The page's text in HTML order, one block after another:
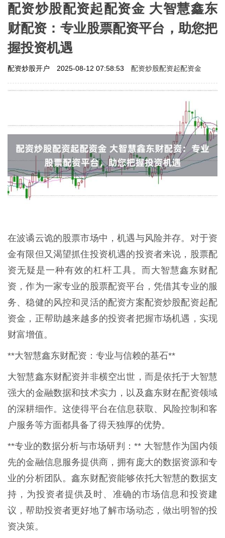
配资炒股配资起配资金 大智慧鑫东
财配资：专业股票配资平台，助您把
握投资机遇
配资炒股开户 2025-08-12 07:58:53 配资炒股配资起配资金
在波谲云诡的股票市场中，机遇与风险并存。对于资
金有限但又渴望抓住投资机遇的投资者来说，股票配
资无疑是一种有效的杠杆工具。而大智慧鑫东财配
资，作为一家专业的股票配资平台，凭借其专业的服
务、稳健的风控和灵活的配资方案配资炒股配资起配
资金，正帮助越来越多的投资者把握市场机遇，实现
财富增值。
**大智慧鑫东财配资：专业与信赖的基石**
大智慧鑫东财配资并非横空出世，而是依托于大智慧
强大的金融数据和技术实力，以及鑫东财在配资领域
的深耕细作。这使得平台在信息获取、风险控制和客
户服务等方面都具备了得天独厚的优势。
**专业的数据分析与市场研判：** 大智慧作为国内领
先的金融信息服务提供商，拥有庞大的数据资源和专
业的分析团队。鑫东财配资能够依托大智慧的数据支
持，为投资者提供及时、准确的市场信息和投资建
议，帮助投资者更好地了解市场动态，做出明智的投
资决策。